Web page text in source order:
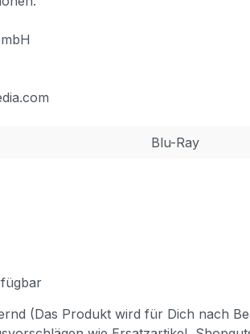
Blu-Ray
(Das Produkt wird für Dich nach